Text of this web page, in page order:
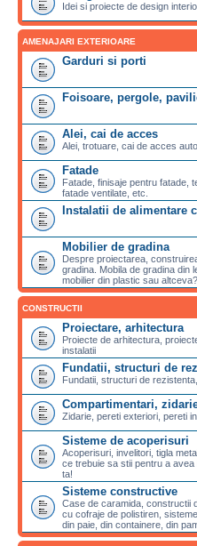
Idei si proiecte de design
AMENAJARI EXTERIOARE
Garduri si porti
Foisoare, pergole,
Alei, cai de acces
Alei, trotuare, cai de acces
Fatade
Fatade, finisaje pentru fatade,
fatade ventilate, etc.
Instalatii de alimentare
Mobilier de gradina
Despre proiectarea,
gradina. Mobila de gradina din
mobilier din plastic sau altceva?
CONSTRUCTII
Proiectare, arhitectura
Proiecte de arhitectura,
instalatii
Fundatii, structuri de
Fundatii, structuri de
Compartimentari,
Zidarie, pereti exteriori, pereti
Sisteme de acoperisuri
Acoperisuri, invelitori, tigla
ce trebuie sa stii pentru a
ta!
Sisteme constructive
Case de caramida, constructii
cu cofraje de polistiren,
din paie, din containere, din